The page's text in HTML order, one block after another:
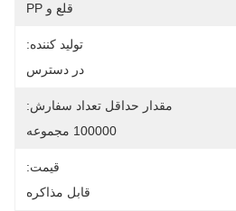
قلع و PP
تولید کننده:
در دسترس
مقدار حداقل تعداد سفارش:
100000 مجموعه
قیمت:
قابل مذاکره